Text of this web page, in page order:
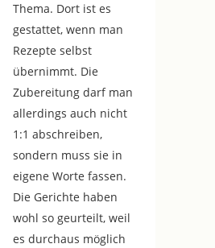
Thema. Dort ist es
gestattet, wenn man
Rezepte selbst
übernimmt. Die
Zubereitung darf man
allerdings auch nicht
1:1 abschreiben,
sondern muss sie in
eigene Worte fassen.
Die Gerichte haben
wohl so geurteilt, weil
es durchaus möglich